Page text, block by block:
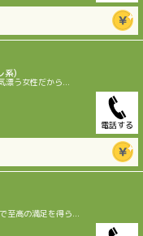
系)
漂う女性だから...
電話する
至高の満足を得ら...